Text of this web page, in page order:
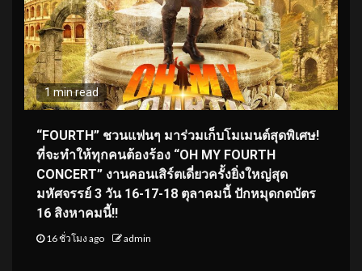
1 min read
“FOURTH” ชวนแฟนๆ มาร่วมเก็บโมเมนต์สุดพิเศษ!
ที่จะทำให้ทุกคนต้องร้อง “OH MY FOURTH
CONCERT” งานคอนเสิร์ตเดี่ยวครั้งยิ่งใหญ่สุด
มหัศจรรย์ 3 วัน 16-17-18 ตุลาคมนี้ ปักหมุดกดบัตร
16 สิงหาคมนี้!!
16 ชั่วโมง ago admin